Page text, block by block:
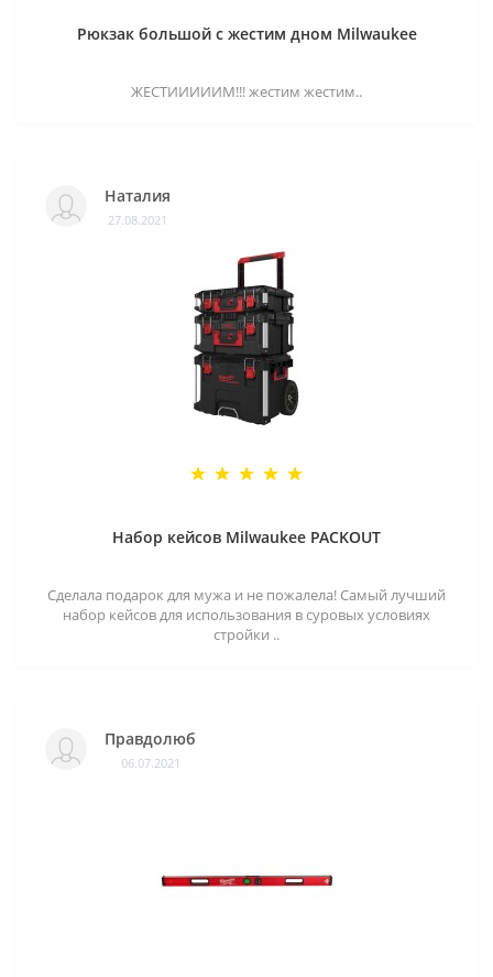
Рюкзак большой с жестим дном Milwaukee
ЖЕСТИИИИИМ!!! жестим жестим..
Наталия
27.08.2021
Набор кейсов Milwaukee PACKOUT
Сделала подарок для мужа и не пожалела! Самый лучший
набор кейсов для использования в суровых условиях
стройки ..
Правдолюб
06.07.2021